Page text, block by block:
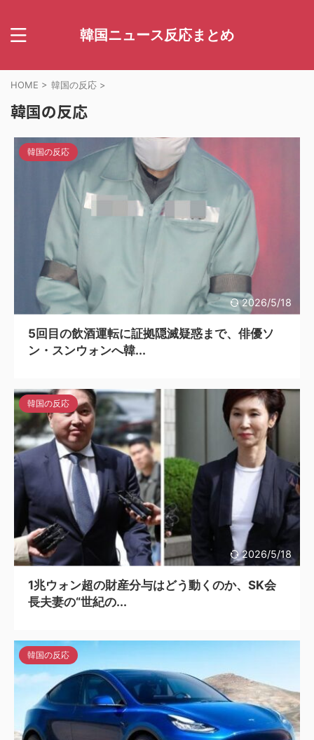
韓国ニュース反応まとめ
HOME > 韓国の反応 >
韓国の反応
2026/5/18
韓国の反応
5回目の飲酒運転に証拠隠滅疑惑まで、俳優ソ
ン・スンウォンへ韓...
2026/5/18
韓国の反応
1兆ウォン超の財産分与はどう動くのか、SK会
長夫妻の“世紀の...
韓国の反応